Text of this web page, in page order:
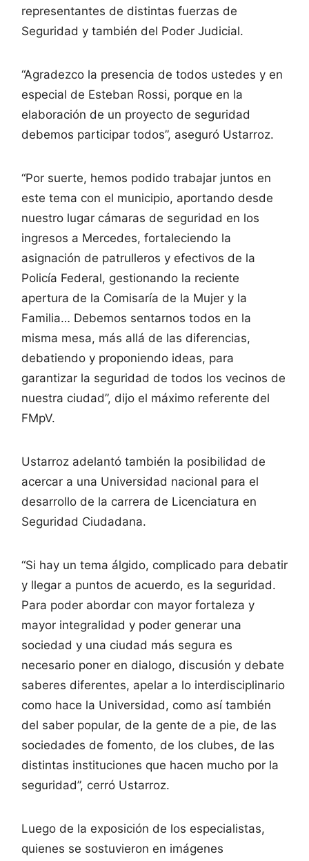
representantes de distintas fuerzas de
Seguridad y también del Poder Judicial.
“Agradezco la presencia de todos ustedes y en
especial de Esteban Rossi, porque en la
elaboración de un proyecto de seguridad
debemos participar todos”, aseguró Ustarroz.
“Por suerte, hemos podido trabajar juntos en
este tema con el municipio, aportando desde
nuestro lugar cámaras de seguridad en los
ingresos a Mercedes, fortaleciendo la
asignación de patrulleros y efectivos de la
Policía Federal, gestionando la reciente
apertura de la Comisaría de la Mujer y la
Familia… Debemos sentarnos todos en la
misma mesa, más allá de las diferencias,
debatiendo y proponiendo ideas, para
garantizar la seguridad de todos los vecinos de
nuestra ciudad”, dijo el máximo referente del
FMpV.
Ustarroz adelantó también la posibilidad de
acercar a una Universidad nacional para el
desarrollo de la carrera de Licenciatura en
Seguridad Ciudadana.
“Si hay un tema álgido, complicado para debatir
y llegar a puntos de acuerdo, es la seguridad.
Para poder abordar con mayor fortaleza y
mayor integralidad y poder generar una
sociedad y una ciudad más segura es
necesario poner en dialogo, discusión y debate
saberes diferentes, apelar a lo interdisciplinario
como hace la Universidad, como así también
del saber popular, de la gente de a pie, de las
sociedades de fomento, de los clubes, de las
distintas instituciones que hacen mucho por la
seguridad”, cerró Ustarroz.
Luego de la exposición de los especialistas,
quienes se sostuvieron en imágenes